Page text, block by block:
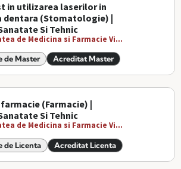
in utilizarea laserilor in
dentara (Stomatologie) |
Si Tehnic
de Medicina si Farmacie Vi...
de Master Acreditat Master
(Farmacie) |
Si Tehnic
de Medicina si Farmacie Vi...
de Licenta Acreditat Licenta